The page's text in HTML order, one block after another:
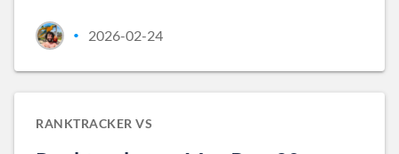
• 2026-02-24
RANKTRACKER VS